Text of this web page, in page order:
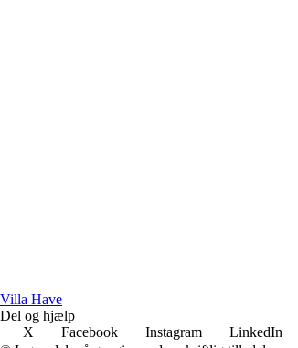
Villa Have
Del og hjælp
X
Facebook Instagram LinkedIn